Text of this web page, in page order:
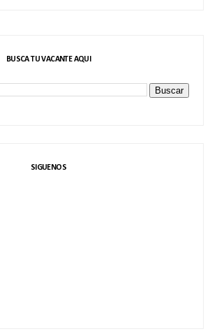
BUSCA TU VACANTE AQUI
SIGUENOS